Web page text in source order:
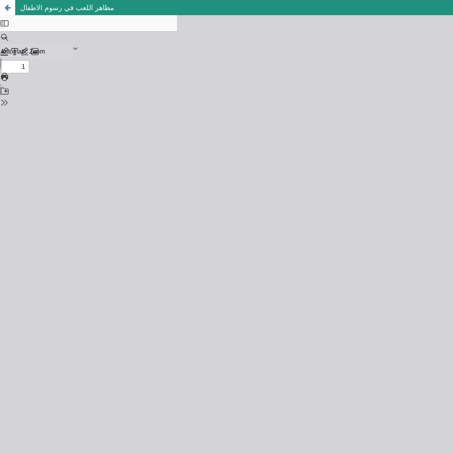
مظاهر اللعب في رسوم الاطفال